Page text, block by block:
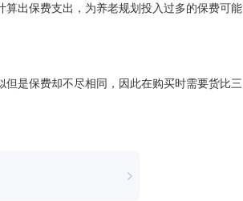
出保费支出，为养老规划投入过多的保费可能
是保费却不尽相同，因此在购买时需要货比三